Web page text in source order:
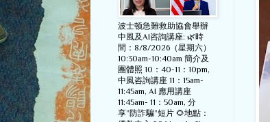
波士顿急難救助協會舉辦
中風及AI咨詢講座: 🌿時
間：8/8/2026（星期六）
10:30am-10:40am 簡介及
團體照 10：40-11：10pm,
中風咨詢講座 11：15am-
11:45am, AI 應用講座
11:45am- 11：50am, 分
享”防詐騙”短片 🌻地點：